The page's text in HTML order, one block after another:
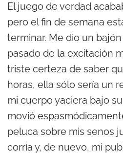
El juego de verdad
pero el fin de semana
terminar. Me dio un
pasado de la excitación
triste certeza de saber
horas, ella sólo sería un
mi cuerpo yaciera bajo
movió
peluca sobre mis senos
corría y, de nuevo, mi